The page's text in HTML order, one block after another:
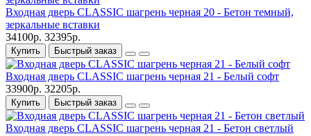
Входная дверь CLASSIC шагрень черная 20 - Бетон темный,
зеркальные вставки
34100р. 32395р.
Купить Быстрый заказ
Входная дверь CLASSIC шагрень черная 21 - Белый софт
33900р. 32205р.
Купить Быстрый заказ
Входная дверь CLASSIC шагрень черная 21 - Бетон светлый